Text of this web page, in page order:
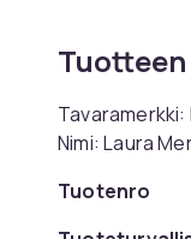
Nimi: Laura
Tuotenro